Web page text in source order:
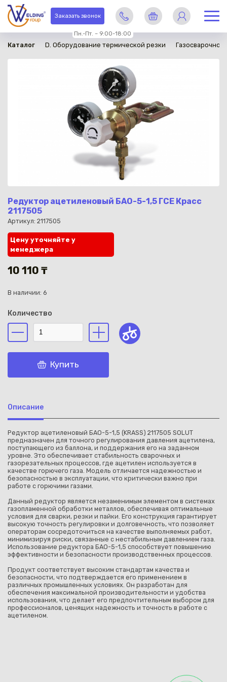
Заказать звонок
Пн.-Пт. – 9:00-18:00
Каталог D. Оборудование термической резки
Редуктор ацетиленовый БАО-5-1,5 ГСЕ Красс
2117505
Артикул: 2117505
в наличии
Цену уточняйте у
менеджера
10 110 ₸
В наличии: 6
Количество
Купить
Описание
Редуктор ацетиленовый БАО-5-1,5 (KRASS) 2117505 SOLUT
предназначен для точного регулирования давления ацетилена,
поступающего из баллона, и поддержания его на заданном
уровне. Это обеспечивает стабильность сварочных и
газорезательных процессов, где ацетилен используется в
качестве горючего газа. Модель отличается надежностью и
безопасностью в эксплуатации, что критически важно при
работе с горючими газами.
Данный редуктор является незаменимым элементом в системах
газопламенной обработки металлов, обеспечивая оптимальные
условия для сварки, резки и пайки. Его конструкция гарантирует
высокую точность регулировки и долговечность, что позволяет
операторам сосредоточиться на качестве выполняемых работ,
минимизируя риски, связанные с нестабильным давлением газа.
Использование редуктора БАО-5-1,5 способствует повышению
эффективности и безопасности производственных процессов.
Продукт соответствует высоким стандартам качества и
безопасности, что подтверждается его применением в
различных промышленных условиях. Он разработан для
обеспечения максимальной производительности и удобства
использования, что делает его предпочтительным выбором для
профессионалов, ценящих надежность и точность в работе с
ацетиленом.